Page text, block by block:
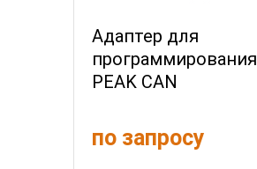
Адаптер для
программирования
PEAK CAN
по запросу